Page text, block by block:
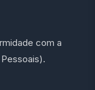
com a